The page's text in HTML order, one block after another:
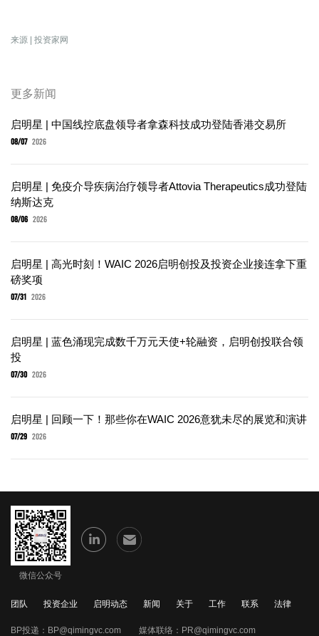
来源 | 投资家网
更多新闻
启明星 | 中国线控底盘领导者拿森科技成功登陆香港交易所
08/07 2026
启明星 | 免疫介导疾病治疗领导者Attovia Therapeutics成功登陆
纳斯达克
08/06 2026
启明星 | 高光时刻！WAIC 2026启明创投及投资企业接连拿下重
磅奖项
07/31 2026
启明星 | 蓝色涌现完成数千万元天使+轮融资，启明创投联合领
投
07/30 2026
启明星 | 回顾一下！那些你在WAIC 2026意犹未尽的展览和演讲
07/29 2026
微信公众号
团队 投资企业 启明动态 新闻 关于 工作 联系 法律
BP投递： BP@qimingvc.com 媒体联络： PR@qimingvc.com